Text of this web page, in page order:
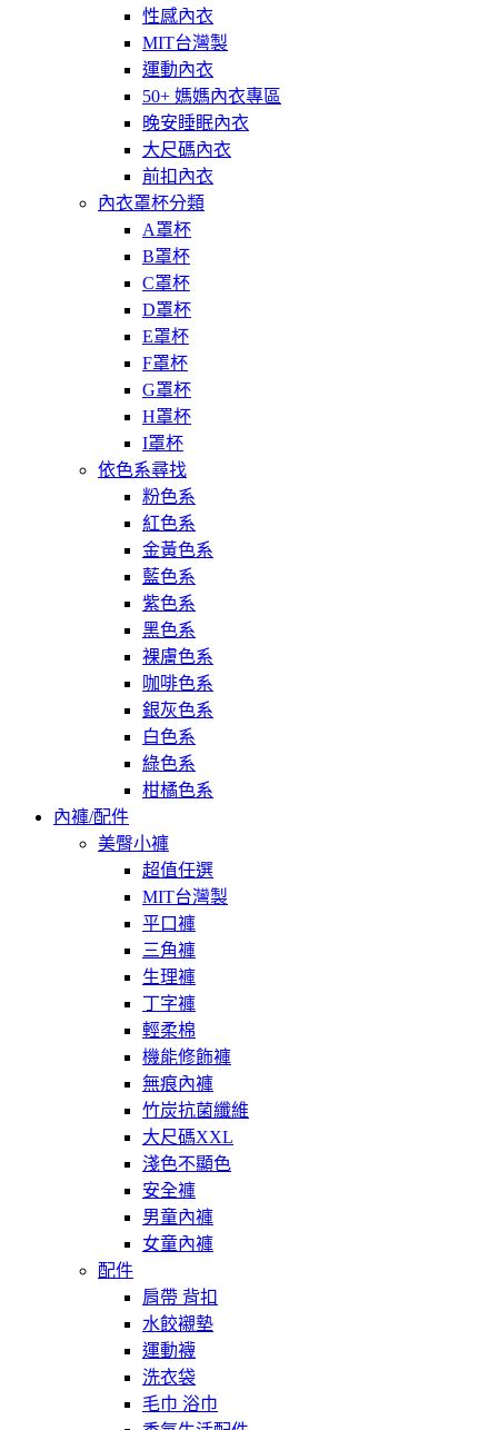
性感內衣
MIT台灣製
運動內衣
50+ 媽媽內衣專區
晚安睡眠內衣
大尺碼內衣
前扣內衣
內衣罩杯分類
A罩杯
B罩杯
C罩杯
D罩杯
E罩杯
F罩杯
G罩杯
H罩杯
I罩杯
依色系尋找
粉色系
紅色系
金黃色系
藍色系
紫色系
黑色系
裸膚色系
咖啡色系
銀灰色系
白色系
綠色系
柑橘色系
內褲/配件
美臀小褲
超值任選
MIT台灣製
平口褲
三角褲
生理褲
丁字褲
輕柔棉
機能修飾褲
無痕內褲
竹炭抗菌纖維
大尺碼XXL
淺色不顯色
安全褲
男童內褲
女童內褲
配件
肩帶 背扣
水餃襯墊
運動襪
洗衣袋
毛巾 浴巾